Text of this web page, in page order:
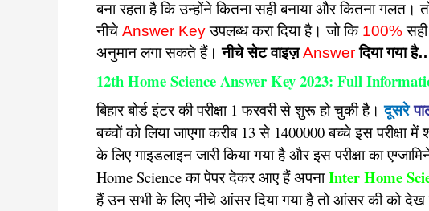
बना रहता है कि उन्होंने कितना सही बनाया और कितना
नीचे Answer Keyउपलब्ध करा दिया है। जो कि 100%
अनुमान लगा सकते हैं।नीचे सेट वाइज़Answerदिया गया
12th Home Science Answer Key 2023: Full
बिहार बोर्ड इंटर की परीक्षा 1 फरवरी से शुरू हो चुकी है।दूसरे
बच्चों को लिया जाएगा करीब 13 से 1400000 बच्चे इस परीक्षा में
के लिए गाइडलाइन जारी किया गया है और इस परीक्षा का
Home Science का पेपर देकर आए हैं अपनाInter Home
हैं उन सभी के लिए नीचे आंसर दिया गया है तो आंसर की को